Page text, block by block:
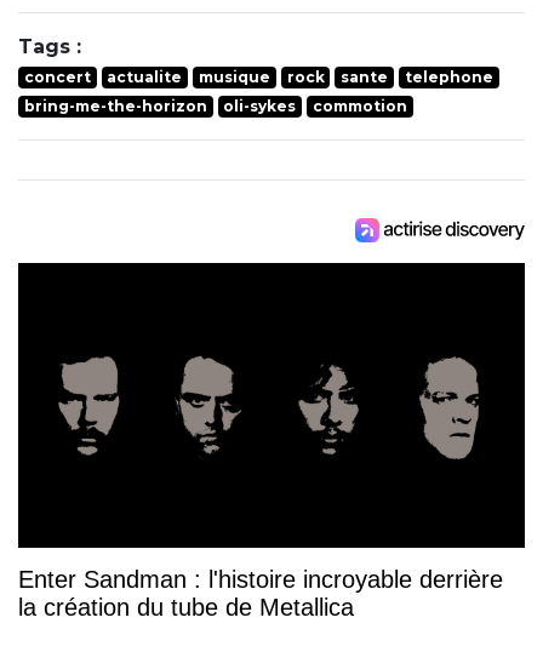
Tags :
concert actualite musique rock sante
telephone
bring-me-the-horizon
oli-sykes commotion
Enter Sandman : l'histoire incroyable derrière
la création du tube de Metallica